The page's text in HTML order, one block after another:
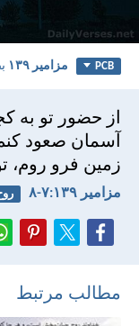
PCB مزامير ۱۳۹
از حضور تو به
آسمان صعود
زمين فرو روم،
مزامير ۱۳۹:‏۷-‏۸
مطالب مرتبط